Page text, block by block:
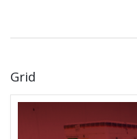
Grid